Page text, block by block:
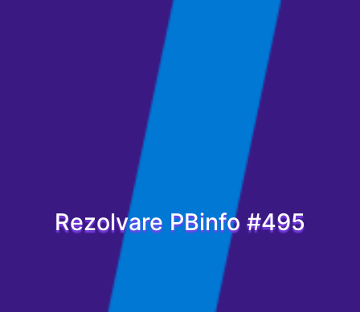
Rezolvare PBinfo #495